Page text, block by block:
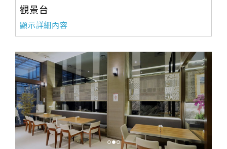
飯
合
廠
商
合
作
觀景台
顯示詳細內容